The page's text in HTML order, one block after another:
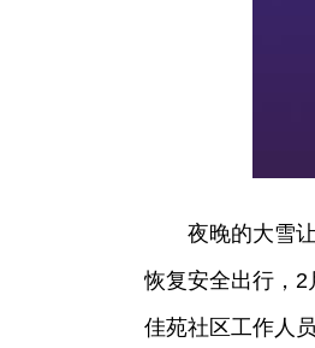
夜晚的大雪
恢复安全出行，
佳苑社区工作人